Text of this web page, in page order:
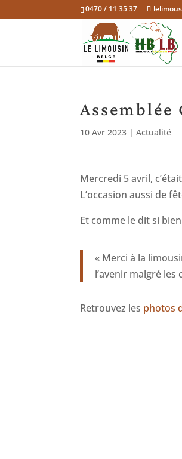
0470 / 11 35 37
Assemblée
10 Avr 2023 |Actualité
Mercredi 5 avril,
L’occasion aussi de
Et comme le dit si
« Merci à la
l’avenir malgré
Retrouvez les photos